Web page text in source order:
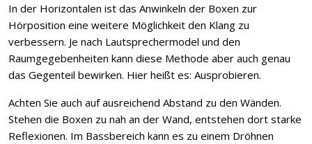
In der Horizontalen ist das Anwinkeln der Boxen zur
Hörposition eine weitere Möglichkeit den Klang zu
verbessern. Je nach Lautsprechermodel und den
Raumgegebenheiten kann diese Methode aber auch genau
das Gegenteil bewirken. Hier heißt es: Ausprobieren.
Achten Sie auch auf ausreichend Abstand zu den Wänden.
Stehen die Boxen zu nah an der Wand, entstehen dort starke
Reflexionen. Im Bassbereich kann es zu einem Dröhnen